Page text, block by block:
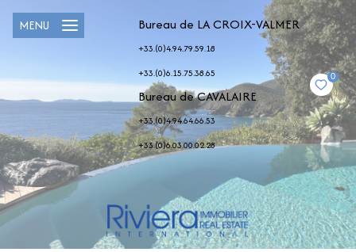
Bureau de LA CROIX-VALMER
+33.(0)4.94.79.59.18
+33.(0)6.15.75.38.65
Bureau de CAVALAIRE
+33.(0)4.94.64.66.53
+33.(0)6.03.00.02.28
0
MENU